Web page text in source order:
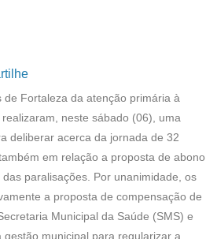
de Fortaleza da atenção primária à
neste sábado (06), uma
deliberar acerca da jornada de 32
em relação a proposta de abono
paralisações. Por unanimidade, os
a proposta de compensação de
Municipal da Saúde (SMS) e
municipal para regularizar a